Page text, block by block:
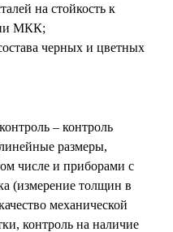
на стойкость к
МКК;
черных и цветных
– контроль
размеры,
числе и приборами с
(измерение толщин в
механической
контроль на наличие